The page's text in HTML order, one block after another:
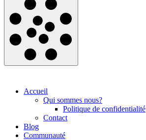
Accueil
Qui sommes nous?
Politique de confidentialité
Contact
Blog
Communauté